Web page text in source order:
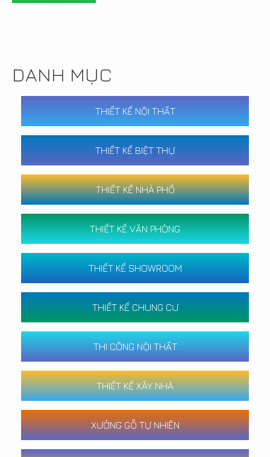
DANH MỤC
THIẾT KẾ NỘI THẤT
THIẾT KẾ BIỆT THỰ
THIẾT KẾ NHÀ PHỐ
THIẾT KẾ VĂN PHÒNG
THIẾT KẾ SHOWROOM
THIẾT KẾ CHUNG CƯ
THI CÔNG NỘI THẤT
THIẾT KẾ XÂY NHÀ
XƯỞNG GỖ TỰ NHIÊN